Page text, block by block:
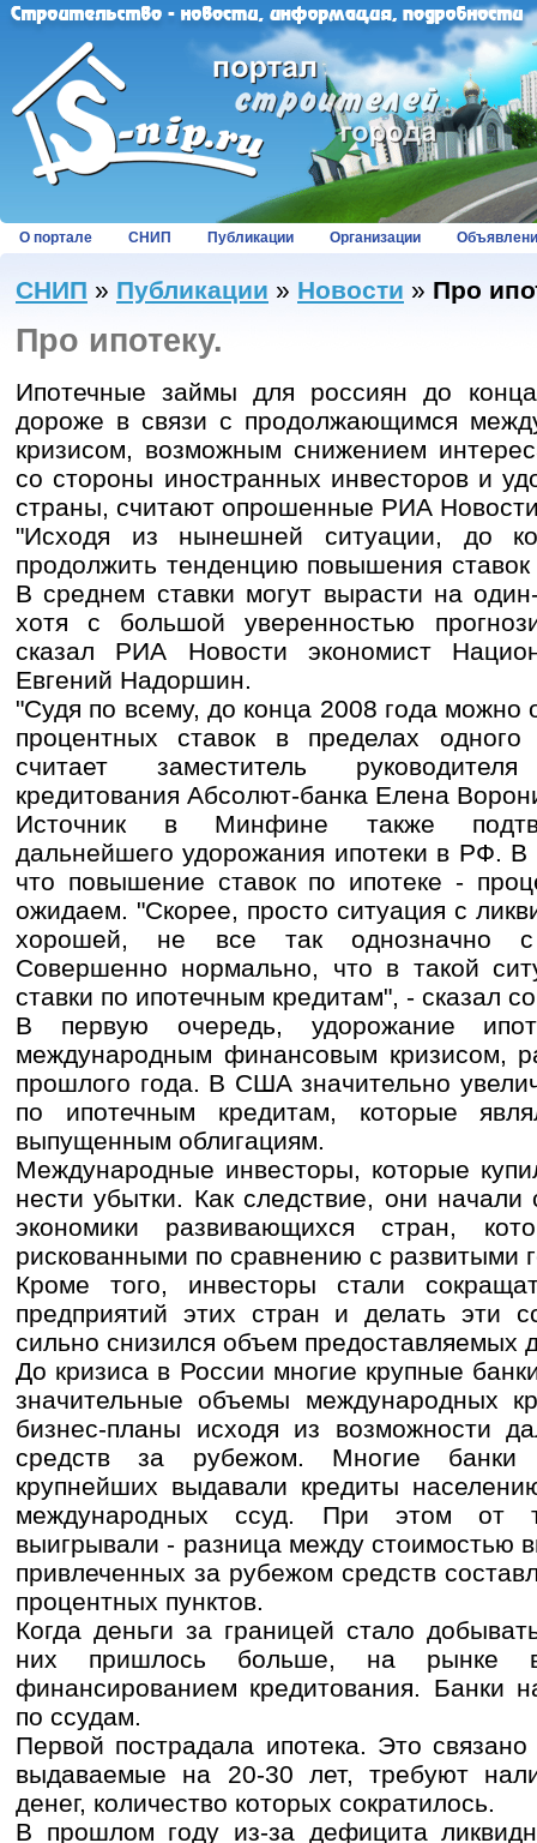
О портале СНИП Публикации Организации
СНИП » Публикации » Новости » Про
Про ипотеку.
Ипотечные займы для россиян до
дороже в связи с продолжающимся
кризисом, возможным снижением
со стороны иностранных инвесторов и
страны, считают опрошенные РИА
"Исходя из нынешней ситуации, до
продолжить тенденцию повышения
В среднем ставки могут вырасти на
хотя с большой уверенностью
сказал РИА Новости экономист
Евгений Надоршин.
"Судя по всему, до конца 2008 года
процентных ставок в пределах одного
считает заместитель
кредитования Абсолют-банка Елена
Источник в Минфине также
дальнейшего удорожания ипотеки в РФ. В
что повышение ставок по ипотеке -
ожидаем. "Скорее, просто ситуация с
хорошей, не все так однозначно с
Совершенно нормально, что в такой
ставки по ипотечным кредитам", - сказал
В первую очередь, удорожание
международным финансовым кризисом,
прошлого года. В США значительно
по ипотечным кредитам, которые
выпущенным облигациям.
Международные инвесторы, которые
нести убытки. Как следствие, они начали
экономики развивающихся стран,
рискованными по сравнению с развитыми
Кроме того, инвесторы стали
предприятий этих стран и делать эти
сильно снизился объем предоставляемых
До кризиса в России многие крупные
значительные объемы международных
бизнес-планы исходя из возможности
средств за рубежом. Многие банки
крупнейших выдавали кредиты
международных ссуд. При этом от
выигрывали - разница между стоимостью
привлеченных за рубежом средств
процентных пунктов.
Когда деньги за границей стало
них пришлось больше, на рынке
финансированием кредитования. Банки
по ссудам.
Первой пострадала ипотека. Это
выдаваемые на 20-30 лет, требуют
денег, количество которых сократилось.
В прошлом году из-за дефицита